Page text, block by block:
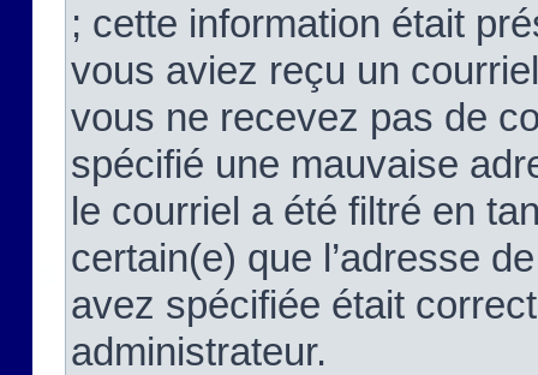
; cette information était
vous aviez reçu un
vous ne recevez pas de
spécifié une mauvaise
le courriel a été filtré en
certain(e) que l’adresse
avez spécifiée était
administrateur.